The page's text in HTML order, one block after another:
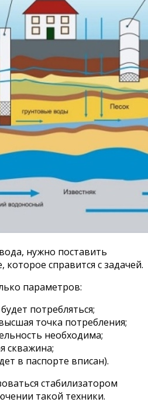
нужно поставить
которое справится с задачей.
параметров:
потребляться;
точка потребления;
необходима;
скважина;
в паспорте вписан).
стабилизатором
такой техники.